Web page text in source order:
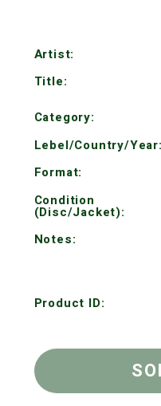
Artist:
Title:
Category:
Lebel/Country/Year:
Format:
Condition
(Disc/Jacket):
Notes:
Product ID: